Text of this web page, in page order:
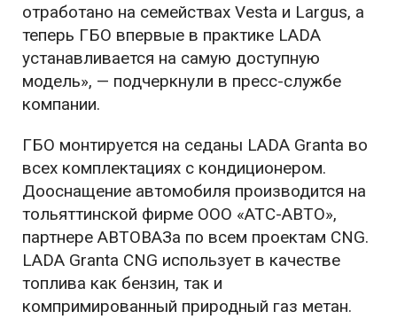
отработано на семействах Vesta и Largus, а
теперь ГБО впервые в практике LADA
устанавливается на самую доступную
модель», — подчеркнули в пресс-службе
компании.
ГБО монтируется на седаны LADA Granta во
всех комплектациях с кондиционером.
Дооснащение автомобиля производится на
тольяттинской фирме ООО «АТС-АВТО»,
партнере АВТОВАЗа по всем проектам CNG.
LADA Granta CNG использует в качестве
топлива как бензин, так и
компримированный природный газ метан.